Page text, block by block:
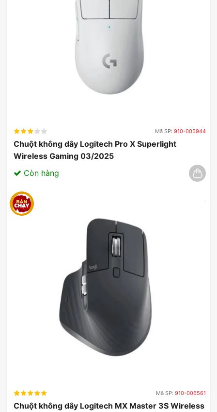
Mã SP: 910-005944
Chuột không dây Logitech Pro X Superlight
Wireless Gaming 03/2025
Còn hàng
Mã SP: 910-006561
Chuột không dây Logitech MX Master 3S Wireless